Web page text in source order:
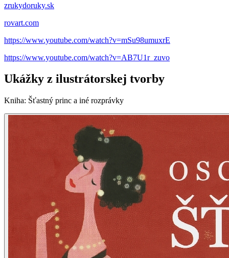
zrukydoruky.sk
rovart.com
https://www.youtube.com/watch?v=mSu98umuxrE
https://www.youtube.com/watch?v=AB7U1r_zuvo
Ukážky z ilustrátorskej tvorby
Kniha: Šťastný princ a iné rozprávky